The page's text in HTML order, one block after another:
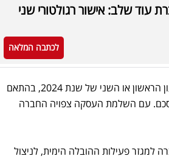
עוד שלב: אישור רגולטורי שני
לכתבה המלאה
"השלמת עסקת המכירה של האנייה צפויה להתבצע במהלך הרבעון הראשון או השני של שנת 2024, בהתאם
עם השלמת העסקה צפויה החברה
פעילות ההובלה הימית, לניצול